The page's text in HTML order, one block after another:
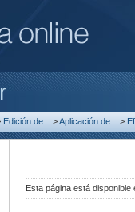
Edición de... >Aplicación de... >
Esta página está disponible